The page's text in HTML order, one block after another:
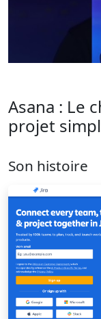
Asana : Le
projet
Son histoire